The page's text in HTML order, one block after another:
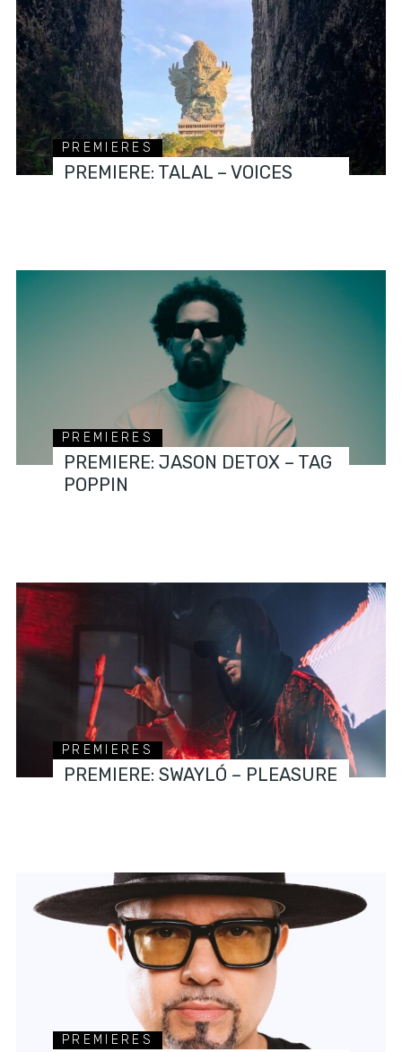
PREMIERES
PREMIERE: TALAL – VOICES
PREMIERES
PREMIERE: JASON DETOX – TAG
POPPIN
PREMIERES
PREMIERE: SWAYLÓ – PLEASURE
PREMIERES